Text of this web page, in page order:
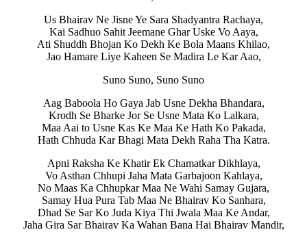
Us Bhairav Ne Jisne Ye Sara Shadyantra Rachaya,
Kai Sadhuo Sahit Jeemane Ghar Uske Vo Aaya,
Ati Shuddh Bhojan Ko Dekh Ke Bola Maans Khilao,
Jao Hamare Liye Kaheen Se Madira Le Kar Aao,
Suno Suno, Suno Suno
Aag Baboola Ho Gaya Jab Usne Dekha Bhandara,
Krodh Se Bharke Jor Se Usne Mata Ko Lalkara,
Maa Aai to Usne Kas Ke Maa Ke Hath Ko Pakada,
Hath Chhuda Kar Bhagi Mata Dekh Raha Tha Katra.
Apni Raksha Ke Khatir Ek Chamatkar Dikhlaya,
Vo Asthan Chhupi Jaha Mata Garbajoon Kahlaya,
No Maas Ka Chhupkar Maa Ne Wahi Samay Gujara,
Samay Hua Pura Tab Maa Ne Bhairav Ko Sanhara,
Dhad Se Sar Ko Juda Kiya Thi Jwala Maa Ke Andar,
Jaha Gira Sar Bhairav Ka Wahan Bana Hai Bhairav Mandir,